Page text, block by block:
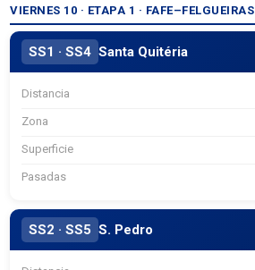
VIERNES 10 · ETAPA 1 · FAFE–FELGUEIRAS
SS1 · SS4 Santa Quitéria
Distancia
Zona
Superficie
Pasadas
SS2 · SS5 S. Pedro